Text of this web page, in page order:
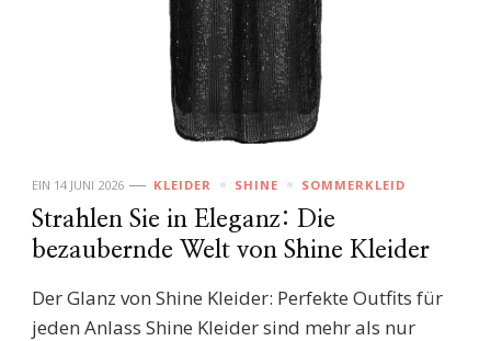
EIN 14 JUNI 2026 KLEIDER SHINE SOMMERKLEID
Strahlen Sie in Eleganz: Die
bezaubernde Welt von Shine Kleider
Der Glanz von Shine Kleider: Perfekte Outfits für
jeden Anlass Shine Kleider sind mehr als nur